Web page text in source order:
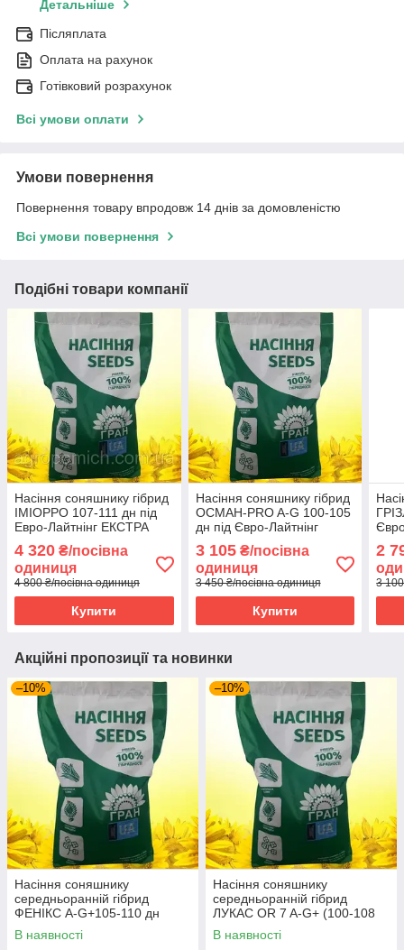
Детальніше
Післяплата
Оплата на рахунок
Готівковий розрахунок
Всі умови оплати
Умови повернення
Повернення товару впродовж 14 днів за домовленістю
Всі умови повернення
Подібні товари компанії
Насіння соняшнику гібрид
ІМІОРРО 107-111 дн під
Евро-Лайтнінг ЕКСТРА
4 320 ₴/посівна
одиниця
4 800 ₴/посівна одиниця
Купити
Насіння соняшнику гібрид
ОСМАН-PRO A-G 100-105
дн під Євро-Лайтнінг
рік
3 105₴/посівна
одиниця
3 450 ₴/посівна одиниця
Купити
2
3
Акційні пропозиції та новинки
–10%
Насіння соняшнику
середньоранній гібрид
ФЕНІКС A-G+105-110 дн
СТАНДАРТ під гранстар НК
Гран 2025 рік
В наявності
–10%
Насіння соняшнику
середньоранній гібрид
ЛУКАС OR 7 A-G+ (100-108
дн) СТАНДАРТ НК Гран 2025
рік
В наявності